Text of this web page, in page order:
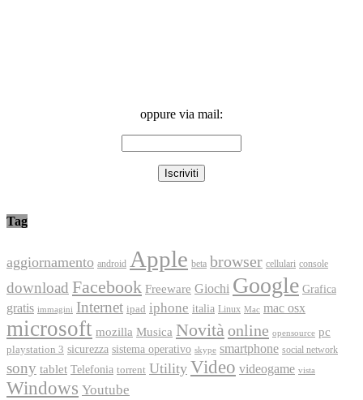
oppure via mail:
Tag
aggiornamento android Apple beta browser cellulari console
download Facebook Freeware Giochi Google Grafica
gratis immagini Internet ipad iphone italia Linux Mac mac osx
microsoft mozilla Musica Novità online opensource pc
playstation 3 sicurezza sistema operativo skype smartphone social network
sony tablet Telefonia torrent Utility Video videogame vista
Windows Youtube